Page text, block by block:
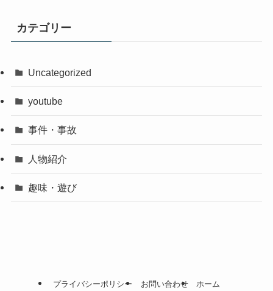
カテゴリー
Uncategorized
youtube
事件・事故
人物紹介
趣味・遊び
プライバシーポリシー お問い合わせ ホーム